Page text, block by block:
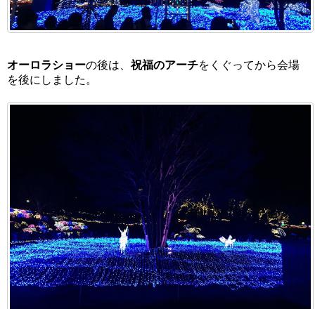
オーロラショーの後は、祝福のアーチをくぐってから会場
を後にしました。